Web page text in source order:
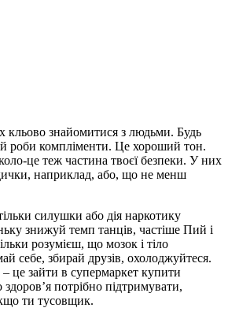
кльово знайомитися з людьми. Будь
й роби компліменти. Це хороший тон.
це теж частина твоєї безпеки. У них
наприклад, або, що не менш
силушки або дія наркотику
знижуй темп танців, частіше Пий і
розумієш, що мозок і тіло
себе, збирай друзів, охолоджуйтеся.
це зайти в супермаркет купити
потрібно підтримувати,
ти тусовщик.